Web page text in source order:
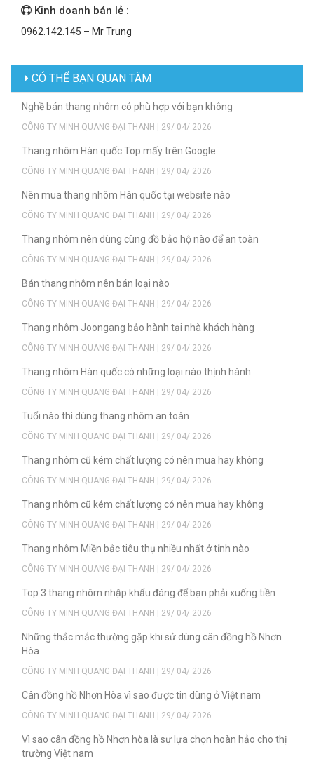
Kinh doanh bán lẻ :
0962.142.145 – Mr Trung
CÓ THỂ BẠN QUAN TÂM
Nghề bán thang nhôm có phù hợp với bạn không
CÔNG TY MINH QUANG ĐẠI THANH | 29/ 04/ 2026
Thang nhôm Hàn quốc Top mấy trên Google
CÔNG TY MINH QUANG ĐẠI THANH | 29/ 04/ 2026
Nên mua thang nhôm Hàn quốc tại website nào
CÔNG TY MINH QUANG ĐẠI THANH | 29/ 04/ 2026
Thang nhôm nên dùng cùng đồ bảo hộ nào để an toàn
CÔNG TY MINH QUANG ĐẠI THANH | 29/ 04/ 2026
Bán thang nhôm nên bán loại nào
CÔNG TY MINH QUANG ĐẠI THANH | 29/ 04/ 2026
Thang nhôm Joongang bảo hành tại nhà khách hàng
CÔNG TY MINH QUANG ĐẠI THANH | 29/ 04/ 2026
Thang nhôm Hàn quốc có những loại nào thịnh hành
CÔNG TY MINH QUANG ĐẠI THANH | 29/ 04/ 2026
Tuổi nào thì dùng thang nhôm an toàn
CÔNG TY MINH QUANG ĐẠI THANH | 29/ 04/ 2026
Thang nhôm cũ kém chất lượng có nên mua hay không
CÔNG TY MINH QUANG ĐẠI THANH | 29/ 04/ 2026
Thang nhôm cũ kém chất lượng có nên mua hay không
CÔNG TY MINH QUANG ĐẠI THANH | 29/ 04/ 2026
Thang nhôm Miền bắc tiêu thụ nhiều nhất ở tỉnh nào
CÔNG TY MINH QUANG ĐẠI THANH | 29/ 04/ 2026
Top 3 thang nhôm nhập khẩu đáng để bạn phải xuống tiền
CÔNG TY MINH QUANG ĐẠI THANH | 29/ 04/ 2026
Những thắc mắc thường gặp khi sử dùng cân đồng hồ Nhơn
Hòa
CÔNG TY MINH QUANG ĐẠI THANH | 29/ 04/ 2026
Cân đồng hồ Nhơn Hòa vì sao được tin dùng ở Việt nam
CÔNG TY MINH QUANG ĐẠI THANH | 29/ 04/ 2026
Vì sao cân đồng hồ Nhơn hòa là sự lựa chọn hoàn hảo cho thị
trường Việt nam